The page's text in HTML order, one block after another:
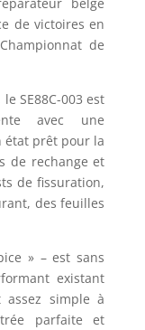
de victoires en
de
SE88C-003 est
avec une
état prêt pour la
de rechange et
de fissuration,
des feuilles
» – est sans
existant
simple à
parfaite et